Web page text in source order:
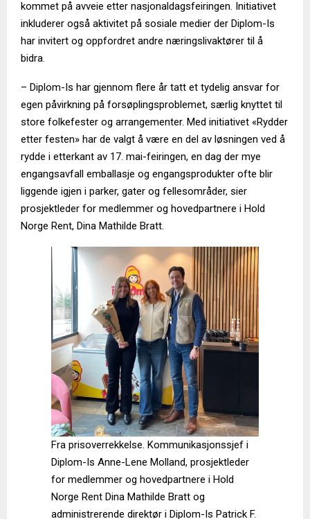
kommet på avveie etter nasjonaldagsfeiringen. Initiativet
inkluderer også aktivitet på sosiale medier der Diplom-Is
har invitert og oppfordret andre næringslivaktører til å
bidra.
– Diplom-Is har gjennom flere år tatt et tydelig ansvar for
egen påvirkning på forsøplingsproblemet, særlig knyttet til
store folkefester og arrangementer. Med initiativet «Rydder
etter festen» har de valgt å være en del av løsningen ved å
rydde i etterkant av 17. mai-feiringen, en dag der mye
engangsavfall emballasje og engangsprodukter ofte blir
liggende igjen i parker, gater og fellesområder, sier
prosjektleder for medlemmer og hovedpartnere i Hold
Norge Rent, Dina Mathilde Bratt.
Fra prisoverrekkelse. Kommunikasjonssjef i
Diplom-Is Anne-Lene Molland, prosjektleder
for medlemmer og hovedpartnere i Hold
Norge Rent Dina Mathilde Bratt og
administrerende direktør i Diplom-Is Patrick F.